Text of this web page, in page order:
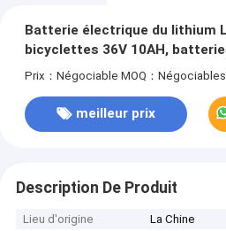
Batterie électrique du lithium
bicyclettes 36V 10AH,
Prix：Négociable MOQ：Négociables
meilleur prix
Description De Produit
Lieu d'origine
La Chine